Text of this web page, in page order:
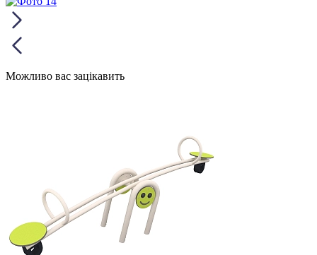
Можливо вас зацікавить